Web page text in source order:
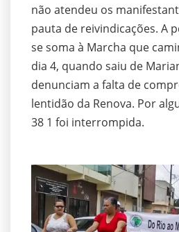
não atendeu os
pauta de reivindicações. A
se soma à Marcha que
dia 4, quando saiu de
denunciam a falta de
lentidão da Renova. Por
38 1 foi interrompida.